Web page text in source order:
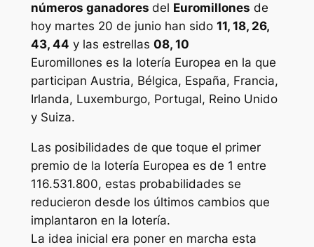
números ganadores del Euromillones de
hoy martes 20 de junio han sido 11, 18, 26,
43, 44 y las estrellas 08, 10
Euromillones es la lotería Europea en la que
participan Austria, Bélgica, España, Francia,
Irlanda, Luxemburgo, Portugal, Reino Unido
y Suiza.
Las posibilidades de que toque el primer
premio de la lotería Europea es de 1 entre
116.531.800, estas probabilidades se
reducieron desde los últimos cambios que
implantaron en la lotería.
La idea inicial era poner en marcha esta